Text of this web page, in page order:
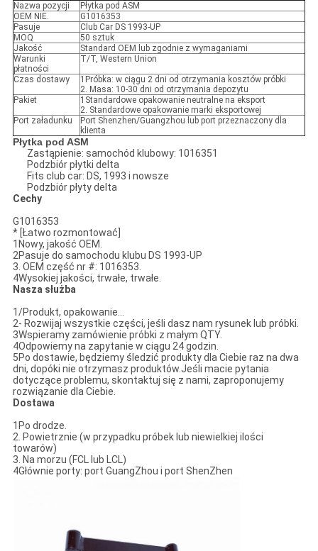
Nazwa pozycji
Płytka pod ASM
OEM NIE.
G1016353
Pasuje
Club Car DS 1993-UP
MOQ
50 sztuk
Jakość
Standard OEM lub zgodnie z wymaganiami
Warunki
płatności
T/T, Western Union
Czas dostawy
1Próbka: w ciągu 2 dni od otrzymania kosztów próbki
2. Masa: 10-30 dni od otrzymania depozytu
Pakiet
1Standardowe opakowanie neutralne na eksport
2. Standardowe opakowanie marki eksportowej
Port załadunku
Port Shenzhen/Guangzhou lub port przeznaczony dla
klienta
Płytka pod ASM
Zastąpienie: samochód klubowy: 1016351
Podzbiór płytki delta
Fits club car: DS, 1993 i nowsze
Podzbiór płyty delta
Cechy
G1016353
* [Łatwo rozmontować]
1Nowy, jakość OEM.
2Pasuje do samochodu klubu DS 1993-UP
3. OEM część nr #: 1016353.
4Wysokiej jakości, trwałe, trwałe.
Nasza służba
1/Produkt, opakowanie...
2- Rozwijaj wszystkie części, jeśli dasz nam rysunek lub próbki.
3Wspieramy zamówienie próbki z małym QTY.
4Odpowiemy na zapytanie w ciągu 24 godzin.
5Po dostawie, będziemy śledzić produkty dla Ciebie raz na dwa
dni, dopóki nie otrzymasz produktów.Jeśli macie pytania
dotyczące problemu, skontaktuj się z nami, zaproponujemy
rozwiązanie dla Ciebie.
Dostawa
1Po drodze.
2. Powietrznie (w przypadku próbek lub niewielkiej ilości
towarów)
3. Na morzu (FCL lub LCL)
4Głównie porty: port GuangZhou i port ShenZhen